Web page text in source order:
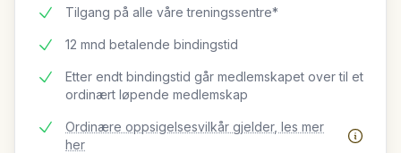
Tilgang på alle våre treningssentre*
12 mnd betalende bindingstid
Etter endt bindingstid går medlemskapet over til et
ordinært løpende medlemskap
Ordinære oppsigelsesvilkår gjelder, les mer
her